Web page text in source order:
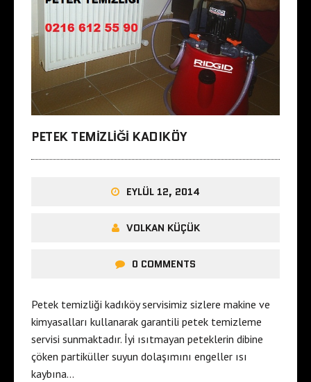
PETEK TEMIZLIĞI KADIKÖY
EYLÜL 12, 2014
VOLKAN KÜÇÜK
0 COMMENTS
Petek temizliği kadıköy servisimiz sizlere makine ve
kimyasalları kullanarak garantili petek temizleme
servisi sunmaktadır. İyi ısıtmayan peteklerin dibine
çöken partiküller suyun dolaşımını engeller ısı
kaybına…